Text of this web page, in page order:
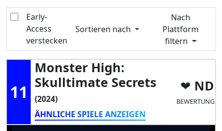
Early-
Access
verstecken
Sortieren nach
Nach
Plattform
filtern
11
Monster High:
Skulltimate Secrets
(2024)
ÄHNLICHE SPIELE ANZEIGEN
ND
BEWERTUNG